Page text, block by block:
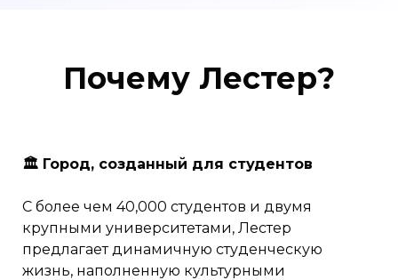
Почему Лестер?
🏛️ Город, созданный для студентов
С более чем 40,000 студентов и двумя
крупными университетами, Лестер
предлагает динамичную студенческую
жизнь, наполненную культурными